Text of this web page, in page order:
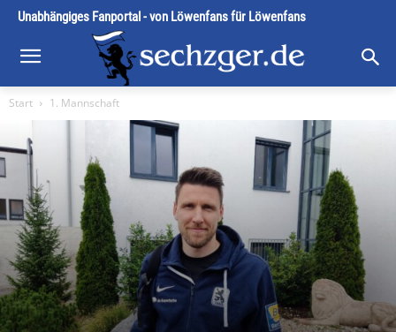
Unabhängiges Fanportal - von Löwenfans für Löwenfans
Start 1. Mannschaft